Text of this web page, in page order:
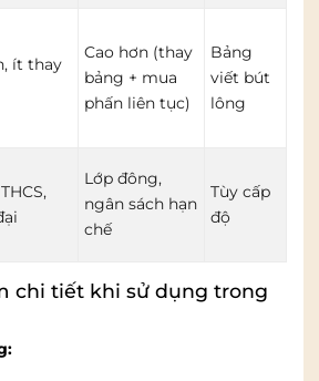
ít thay
Cao hơn (thay
bảng + mua
phấn liên tục)
Bảng
viết bút
lông
Lớp đông,
ngân sách hạn
chế
Tùy cấp
độ
chi tiết khi sử dụng trong